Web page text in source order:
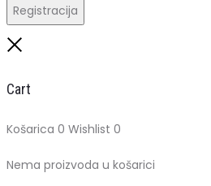
Registracija
Cart
Košarica 0 Wishlist 0
Nema proizvoda u košarici